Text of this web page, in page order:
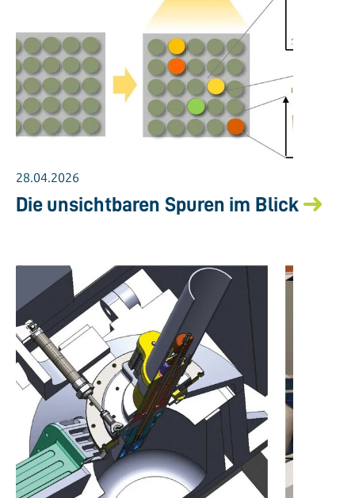
28.04.2026
Die unsichtbaren Spuren im Blick